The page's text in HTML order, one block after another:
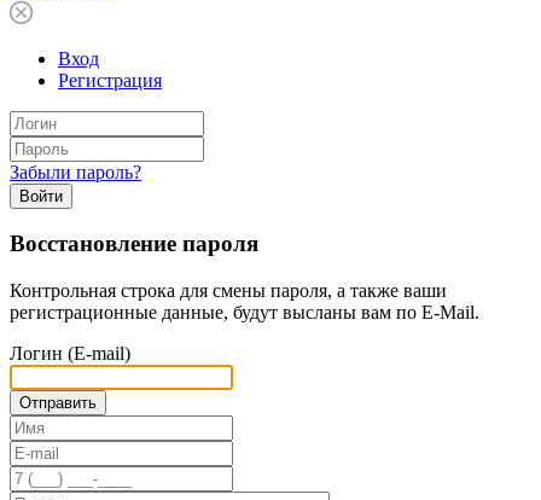
Вход
Регистрация
Забыли пароль?
Войти
Восстановление пароля
Контрольная строка для смены пароля, а также ваши
регистрационные данные, будут высланы вам по E-Mail.
Логин (E-mail)